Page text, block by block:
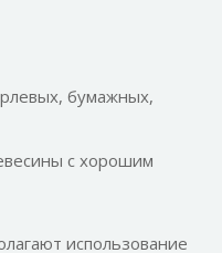
бумажных,
с хорошим
использование